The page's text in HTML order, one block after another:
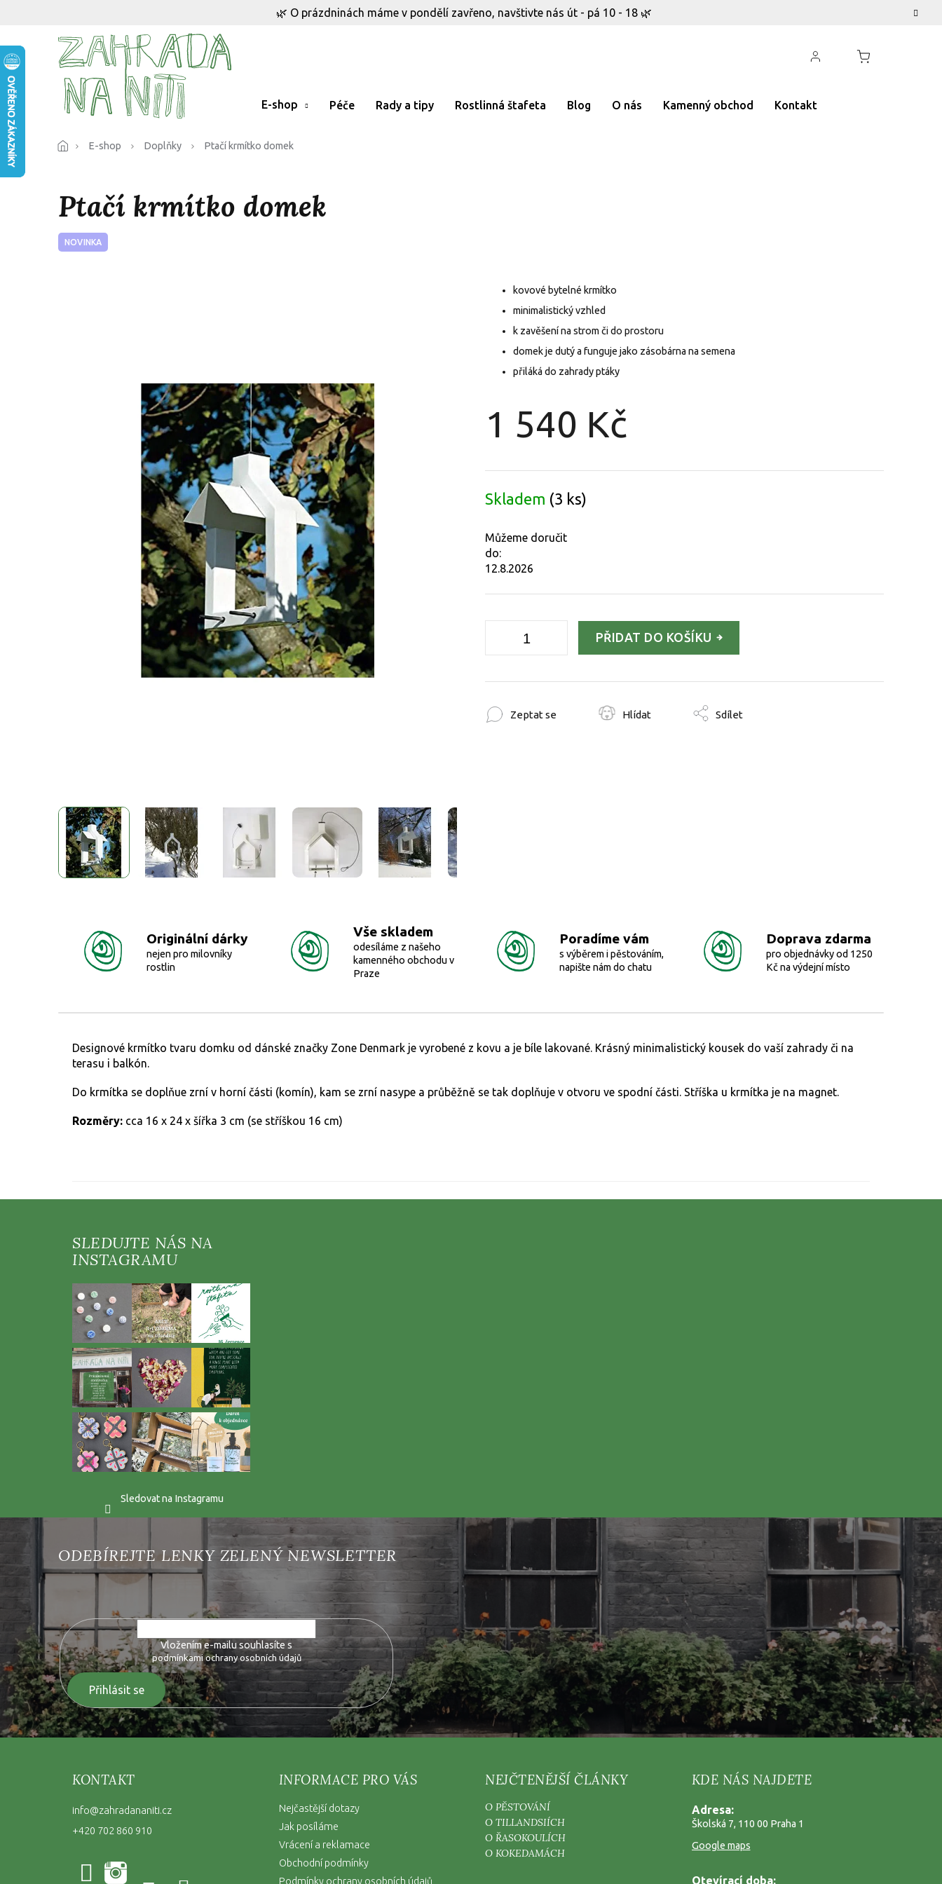
🌿 O prázdninách máme v pondělí zavřeno, navštivte nás út - pá 10 - 18 🌿
E-shop Péče Rady a tipy Rostlinná štafeta Blog O nás Kamenný obchod Kontakt
E-shop Doplňky Ptačí krmítko domek
Ptačí krmítko domek
NOVINKA
1 540 Kč
cena:
Skladem (3 ks)
Můžeme doručit
do:
12.8.2026
PŘIDAT DO KOŠÍKU
kovové bytelné krmítko
minimalistický vzhled
k zavěšení na strom či do prostoru
domek je dutý a funguje jako zásobárna na semena
přiláká do zahrady ptáky
Zeptat se Hlídat Sdílet
Originální dárky
nejen pro milovníky
rostlin
Vše skladem
odesíláme z našeho
kamenného obchodu v
Praze
Poradíme vám
s výběrem i pěstováním,
napište nám do chatu
Doprava zdarma
pro objednávky od 1250
Kč na výdejní místo
Designové krmítko tvaru domku od dánské značky Zone Denmark je vyrobené z kovu a je bíle lakované. Krásný minimalistický kousek do vaší zahrady či na
terasu i balkón.
Do krmítka se doplňue zrní v horní části (komín), kam se zrní nasype a průběžně se tak doplňuje v otvoru ve spodní části. Stříška u krmítka je na magnet.
Rozměry: cca 16 x 24 x šířka 3 cm (se stříškou 16 cm)
Sledovat na Instagramu
Vložte svůj e-mail a my vám budeme zasílat informace o nových produktech na našem e-shopu.
Vložením e-mailu souhlasíte s
podmínkami ochrany osobních údajů
Přihlásit se
KONTAKT
info@zahradananiti.cz
+420 702 860 910
INFORMACE PRO VÁS
Nejčastější dotazy
Jak posíláme
Vrácení a reklamace
Obchodní podmínky
Podmínky ochrany osobních údajů
NEJČTENĚJŠÍ ČLÁNKY
O PĚSTOVÁNÍ
O TILLANDSIÍCH
O ŘASOKOULÍCH
O KOKEDAMÁCH
KDE NÁS NAJDETE
Adresa:
Školská 7, 110 00 Praha 1
Google maps
Otevírací doba: